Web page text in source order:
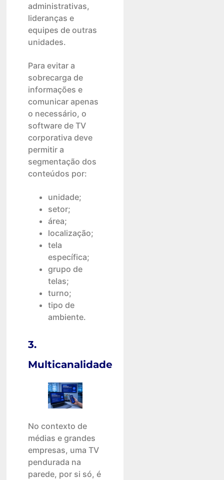
administrativas,
lideranças e
equipes de outras
unidades.
Para evitar a
sobrecarga de
informações e
comunicar apenas
o necessário, o
software de TV
corporativa deve
permitir a
segmentação dos
conteúdos por:
unidade;
setor;
área;
localização;
tela
específica;
grupo de
telas;
turno;
tipo de
ambiente.
3.
Multicanalidade
No contexto de
médias e grandes
empresas, uma TV
pendurada na
parede, por si só, é